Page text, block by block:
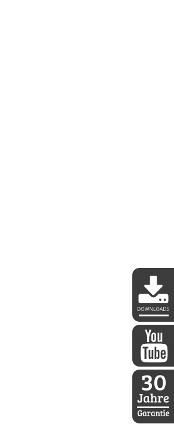
DDoptics
DDoptics